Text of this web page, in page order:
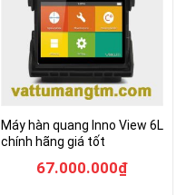
Máy hàn quang Inno View 6L
chính hãng giá tốt
67.000.000₫